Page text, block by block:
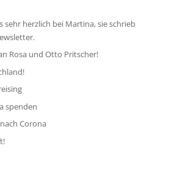
sehr herzlich bei Martina, sie schrieb
Rosa und Otto Pritscher!
spenden
Corona